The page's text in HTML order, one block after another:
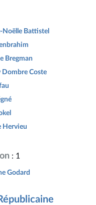
Noëlle Battistel
Bregman
Dombre Coste
Hervieu
: 1
Godard